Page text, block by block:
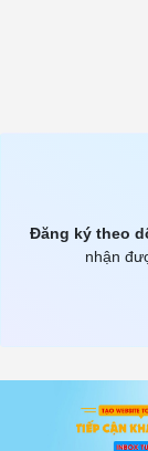
Đăng ký theo
nhận